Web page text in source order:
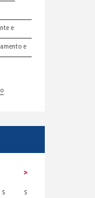
e
e
S S